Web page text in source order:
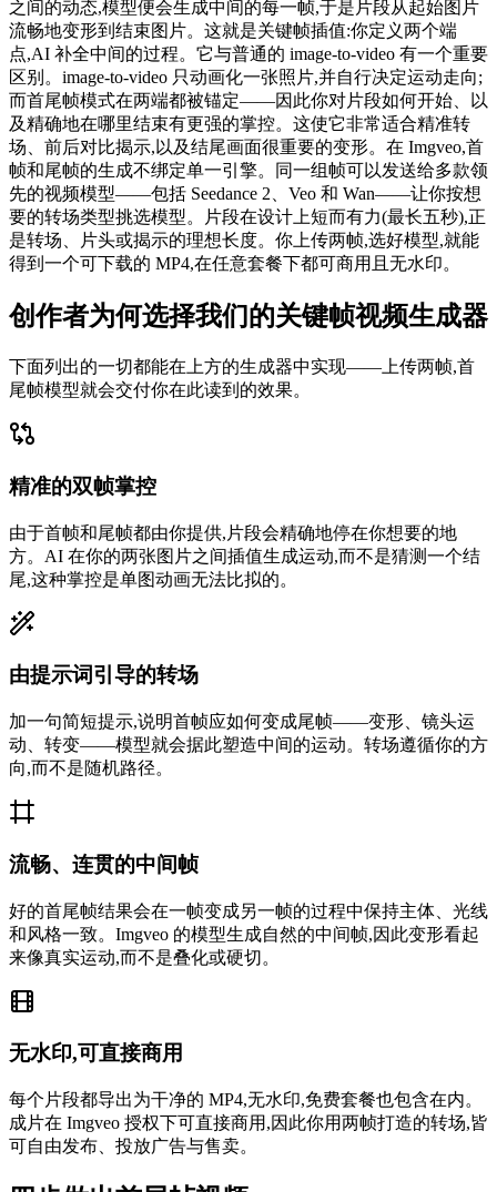
之间的动态,模型便会生成中间的每一帧,于是片段从起始图片
流畅地变形到结束图片。这就是关键帧插值:你定义两个端
点,AI 补全中间的过程。它与普通的 image-to-video 有一个重要
区别。image-to-video 只动画化一张照片,并自行决定运动走向;
而首尾帧模式在两端都被锚定——因此你对片段如何开始、以
及精确地在哪里结束有更强的掌控。这使它非常适合精准转
场、前后对比揭示,以及结尾画面很重要的变形。在 Imgveo,首
帧和尾帧的生成不绑定单一引擎。同一组帧可以发送给多款领
先的视频模型——包括 Seedance 2、Veo 和 Wan——让你按想
要的转场类型挑选模型。片段在设计上短而有力(最长五秒),正
是转场、片头或揭示的理想长度。你上传两帧,选好模型,就能
得到一个可下载的 MP4,在任意套餐下都可商用且无水印。
创作者为何选择我们的关键帧视频生成器
下面列出的一切都能在上方的生成器中实现——上传两帧,首
尾帧模型就会交付你在此读到的效果。
精准的双帧掌控
由于首帧和尾帧都由你提供,片段会精确地停在你想要的地
方。AI 在你的两张图片之间插值生成运动,而不是猜测一个结
尾,这种掌控是单图动画无法比拟的。
由提示词引导的转场
加一句简短提示,说明首帧应如何变成尾帧——变形、镜头运
动、转变——模型就会据此塑造中间的运动。转场遵循你的方
向,而不是随机路径。
流畅、连贯的中间帧
好的首尾帧结果会在一帧变成另一帧的过程中保持主体、光线
和风格一致。Imgveo 的模型生成自然的中间帧,因此变形看起
来像真实运动,而不是叠化或硬切。
无水印,可直接商用
每个片段都导出为干净的 MP4,无水印,免费套餐也包含在内。
成片在 Imgveo 授权下可直接商用,因此你用两帧打造的转场,皆
可自由发布、投放广告与售卖。